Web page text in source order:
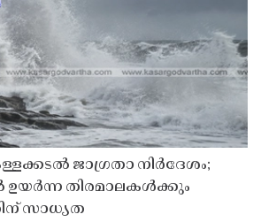
ജാഗ്രതാ നിർദേശം;
ഉയർന്ന തിരമാലകൾക്കും
സാധ്യത